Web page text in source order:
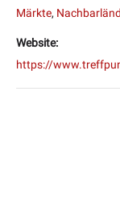
Märkte,
Website:
https://